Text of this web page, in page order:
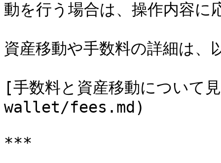
動を行う場合は、操作内容に
資産移動や手数料の詳細は、
[手数料と資産移動につ
wallet/fees.md)
***